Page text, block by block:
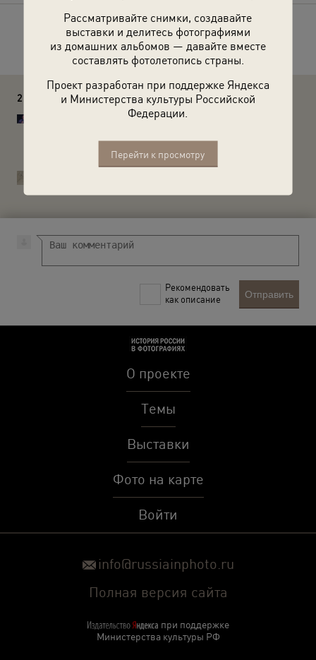
Рассматривайте снимки, создавайте
выставки и делитесь фотографиями
из домашних альбомов — давайте вместе
составлять фотолетопись страны.
Проект разработан при поддержке Яндекса
и Министерства культуры Российской
Федерации.
Перейти к просмотру
Расскажите друзьям об этом фото
2 комментария
Егоров Иван Владимирович
здания Сената еле-еле виден только кусочек купола.
Лучше указать на "14-ый корпус Кремля".
Рекомендовать
как описание
Отправить
О проекте
Темы
Выставки
Фото на карте
Войти
info@russiainphoto.ru
Полная версия сайта
при поддержке
Министерства культуры РФ